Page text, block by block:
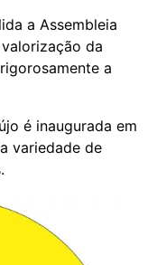
a Assembleia
da
a
é inaugurada em
variedade de